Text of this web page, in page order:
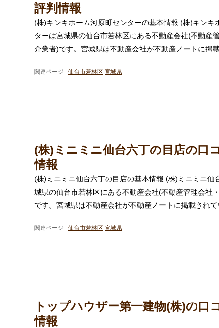
評判情報
(株)キンキホーム河原町センターの基本情報 (株)キンキ
ターは宮城県の仙台市若林区にある不動産会社(不動産
介業者)です。宮城県は不動産会社が不動産ノートに掲
関連ページ | 仙台市若林区 宮城県
(株)ミニミニ仙台六丁の目店の口
情報
(株)ミニミニ仙台六丁の目店の基本情報 (株)ミニミニ仙
城県の仙台市若林区にある不動産会社(不動産管理会社
です。宮城県は不動産会社が不動産ノートに掲載され
関連ページ | 仙台市若林区 宮城県
トップハウザー第一建物(株)の口
情報